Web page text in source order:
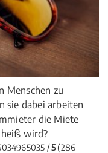
Menschen zu
sie dabei arbeiten
die Miete
wird?
/5(286